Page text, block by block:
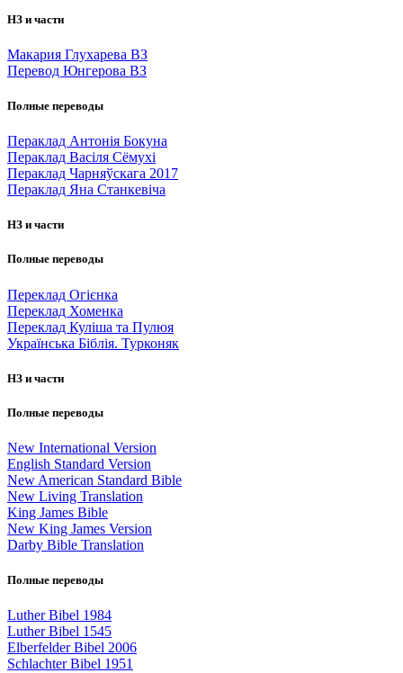
НЗ и части
Макария Глухарева ВЗ
Перевод Юнгерова ВЗ
Полные переводы
Пераклад Антонія Бокуна
Пераклад Васіля Сёмухі
Пераклад Чарняўскага 2017
Пераклад Яна Станкевіча
НЗ и части
Полные переводы
Переклад Огієнка
Переклад Хоменка
Переклад Куліша та Пулюя
Українська Біблія. Турконяк
НЗ и части
Полные переводы
New International Version
English Standard Version
New American Standard Bible
New Living Translation
King James Bible
New King James Version
Darby Bible Translation
Полные переводы
Luther Bibel 1984
Luther Bibel 1545
Elberfelder Bibel 2006
Schlachter Bibel 1951